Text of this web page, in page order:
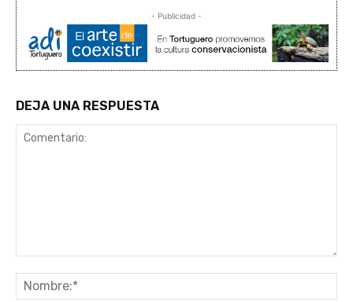
- Publicidad -
DEJA UNA RESPUESTA